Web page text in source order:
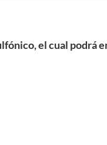
el cual podrá